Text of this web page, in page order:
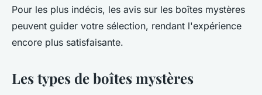
Pour les plus indécis, les avis sur les boîtes mystères
peuvent guider votre sélection, rendant l'expérience
encore plus satisfaisante.
Les types de boîtes mystères